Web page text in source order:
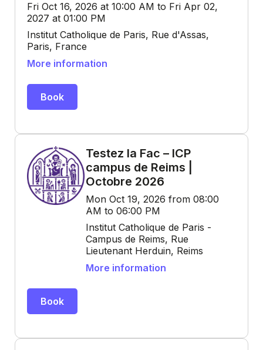
Fri Oct 16, 2026 at 10:00 AM to Fri Apr 02,
2027 at 01:00 PM
Institut Catholique de Paris, Rue d'Assas,
Paris, France
More information
Book
Testez la Fac – ICP
campus de Reims |
Octobre 2026
Mon Oct 19, 2026 from 08:00
AM to 06:00 PM
Institut Catholique de Paris -
Campus de Reims, Rue
Lieutenant Herduin, Reims
More information
Book